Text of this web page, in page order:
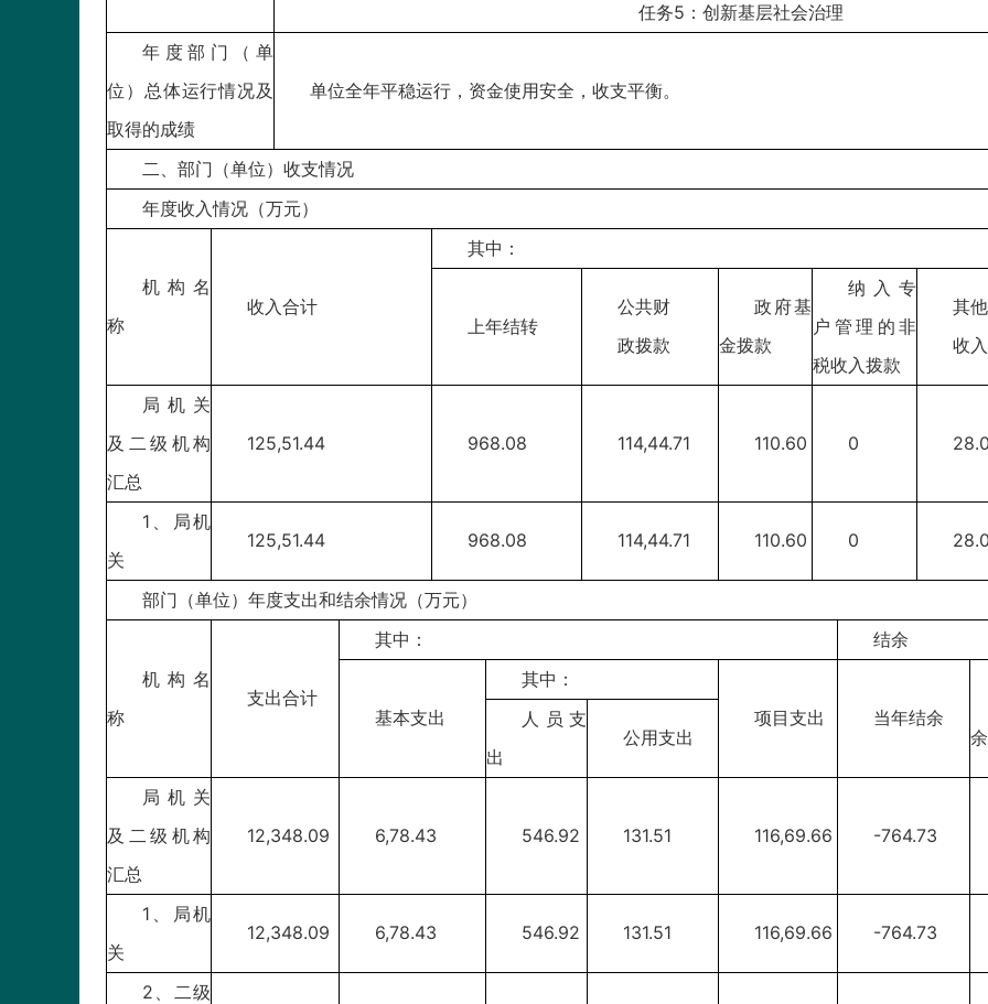
任务5：创新基层社会治理
年度部门（单
位）总体运行情况及
取得的成绩
单位全年平稳运行，资金使用安全，收支平衡。
二、部门（单位）收支情况
年度收入情况（万元）
机构名
称
收入合计
其中：
上年结转
公共财
政拨款
政府基
金拨款
纳入专
户管理的非
税收入拨款
其他
收入
局机关
及二级机构
汇总
125,51.44 968.08 114,44.71 110.60 0
1、局机
关
125,51.44 968.08 114,44.71 110.60 0
部门（单位）年度支出和结余情况（万元）
机构名
称
支出合计
其中： 结余
基本支出
其中：
项目支出
当年结余
余
人员支
出
公用支出
局机关
及二级机构
汇总
12,348.09 6,78.43 546.92 131.51 116,69.66 -764.73
1、局机
关
12,348.09 6,78.43 546.92 131.51 116,69.66 -764.73
2、二级